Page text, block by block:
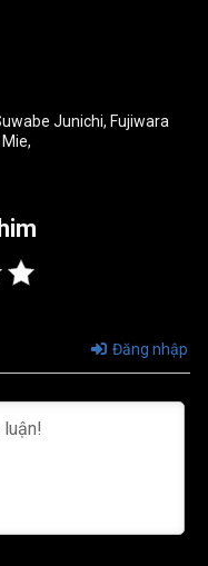
Junichi, Fujiwara
,
Đăng nhập